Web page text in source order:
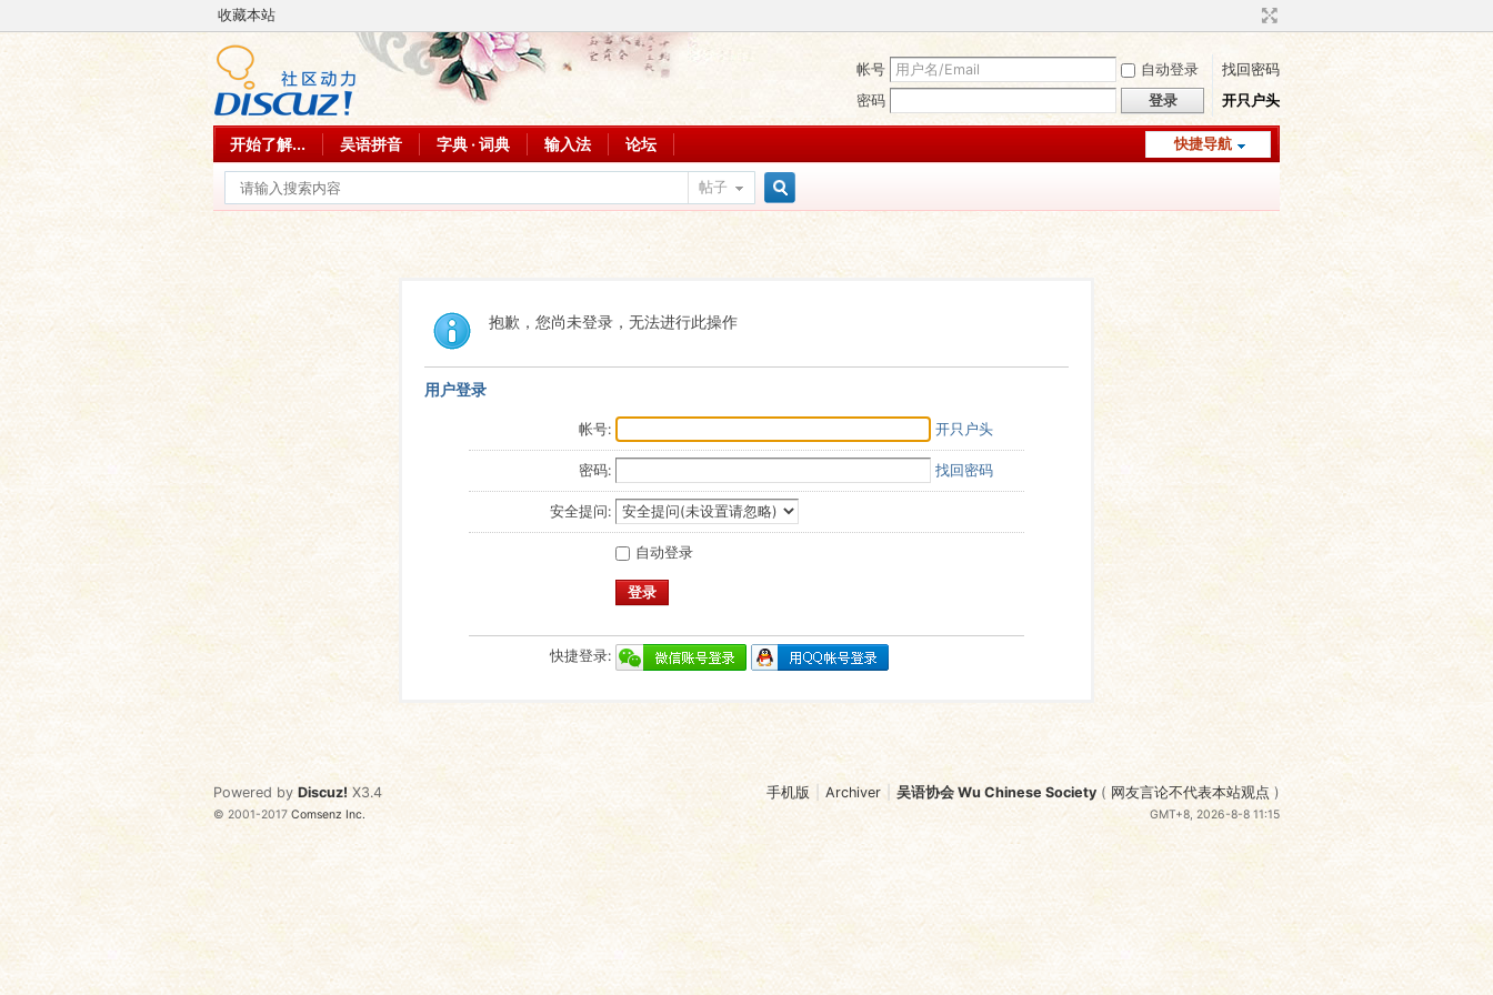
收藏本站
帐号 自动登录
找回密码
密码
登录 开只户头
快捷导航
开始了解... 吴语拼音 字典 · 词典 输入法 论坛
帖子
抱歉，您尚未登录，无法进行此操作
用户登录
帐号: 开只户头
密码: 找回密码
安全提问:
自动登录
登录
快捷登录:
手机版 Archiver 吴语协会 Wu Chinese Society ( 网友言论不代表本站观点 )
GMT+8, 2026-8-8 11:15
Powered by Discuz! X3.4
© 2001-2017Comsenz Inc.